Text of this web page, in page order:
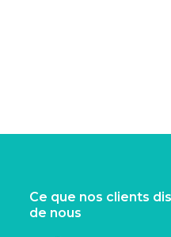
Ce que nos clients
de nous